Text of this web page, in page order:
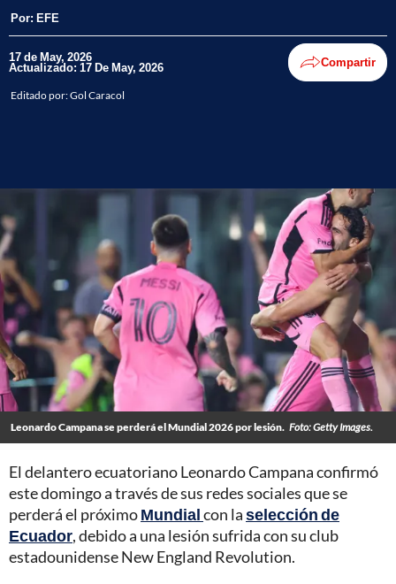
Por: EFE
17 de May, 2026
Actualizado: 17 De May, 2026 Compartir
Editado por:Gol Caracol
Leonardo Campana se perderá el Mundial 2026 por lesión. Foto: Getty Images.
El delantero ecuatoriano Leonardo Campana confirmó
este domingo a través de sus redes sociales que se
perderá el próximoMundialcon laselección de
Ecuador, debido a una lesión sufrida con su club
estadounidense New England Revolution.